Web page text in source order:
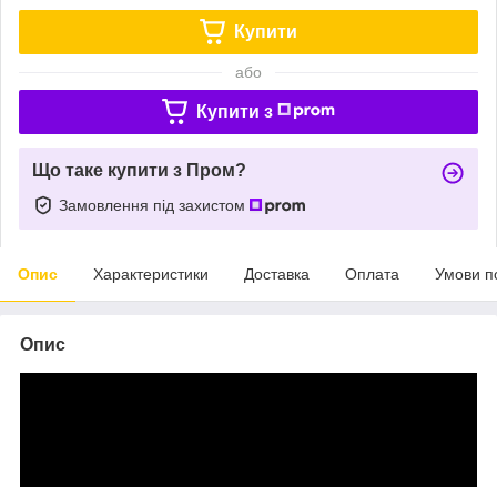
Купити
або
Купити з
Що таке купити з Пром?
Замовлення під захистом
Опис Характеристики Доставка Оплата Умови
Опис